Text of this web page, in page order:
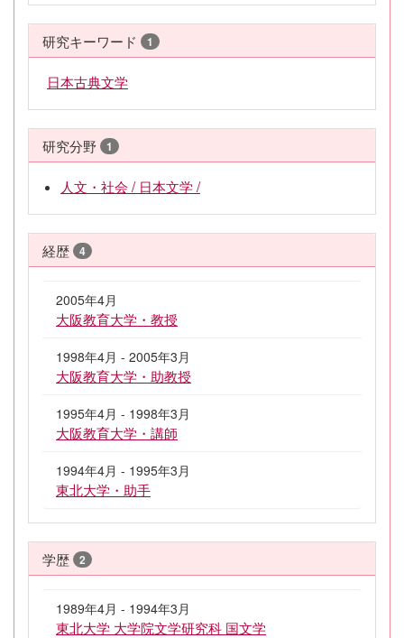
研究キーワード 1
日本古典文学
研究分野 1
人文・社会 / 日本文学 /
経歴 4
2005年4月
大阪教育大学・教授
1998年4月 - 2005年3月
大阪教育大学・助教授
1995年4月 - 1998年3月
大阪教育大学・講師
1994年4月 - 1995年3月
東北大学・助手
学歴 2
1989年4月 - 1994年3月
東北大学 大学院文学研究科 国文学